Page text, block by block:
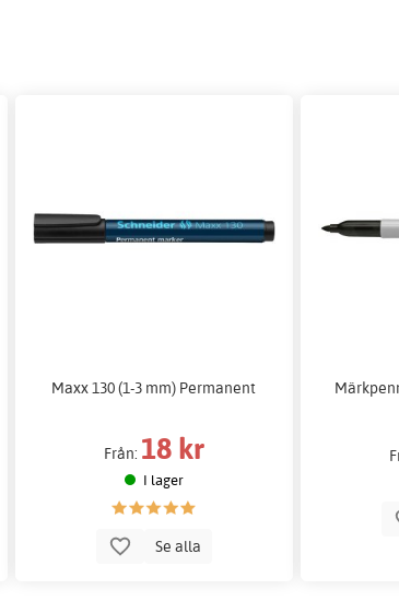
Maxx 130 (1-3 mm) Permanent
Från: 18 kr
I lager
Se alla